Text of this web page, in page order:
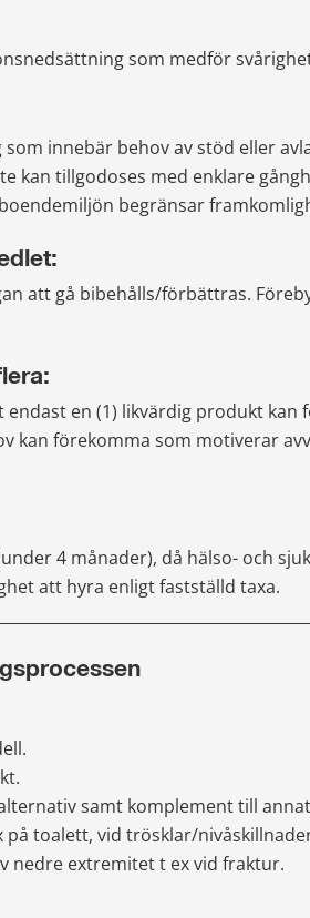
som medför
innebär behov av stöd eller
kan tillgodoses med enklare
begränsar
att gå bibehålls/förbättras.
en (1) likvärdig produkt kan
kan förekomma som motiverar
4 månader), då hälso- och
att hyra enligt fastställd taxa.
samt komplement till
toalett, vid trösklar/
nedre extremitet t ex vid fraktur.